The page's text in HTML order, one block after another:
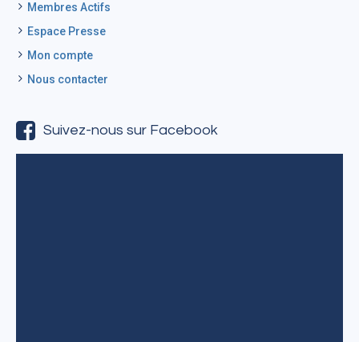
Membres Actifs
Espace Presse
Mon compte
Nous contacter
Suivez-nous sur Facebook